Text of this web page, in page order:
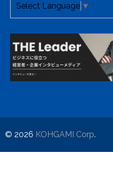
Select Language ▼
© 2026 KOHGAMI Corp.